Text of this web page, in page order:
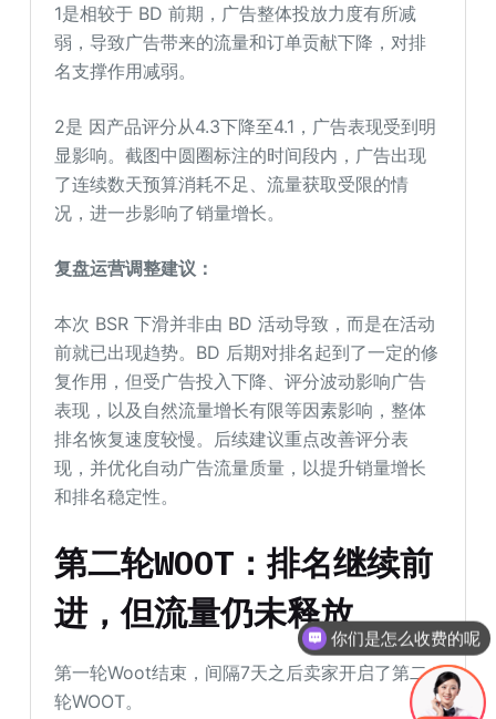
1是相较于 BD 前期，广告整体投放力度有所减
弱，导致广告带来的流量和订单贡献下降，对排
名支撑作用减弱。
2是 因产品评分从4.3下降至4.1，广告表现受到明
显影响。截图中圆圈标注的时间段内，广告出现
了连续数天预算消耗不足、流量获取受限的情
况，进一步影响了销量增长。
复盘运营调整建议：
本次 BSR 下滑并非由 BD 活动导致，而是在活动
前就已出现趋势。BD 后期对排名起到了一定的修
复作用，但受广告投入下降、评分波动影响广告
表现，以及自然流量增长有限等因素影响，整体
排名恢复速度较慢。后续建议重点改善评分表
现，并优化自动广告流量质量，以提升销量增长
和排名稳定性。
第二轮WOOT：排名继续前
进，但流量仍未释放
第一轮Woot结束，间隔7天之后卖家开启了第二
轮WOOT。
你们是怎么收费的呢